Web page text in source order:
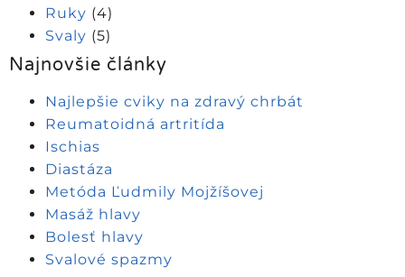
Ruky (4)
Svaly (5)
Najnovšie články
Najlepšie cviky na zdravý chrbát
Reumatoidná artritída
Ischias
Diastáza
Metóda Ľudmily Mojžíšovej
Masáž hlavy
Bolesť hlavy
Svalové spazmy